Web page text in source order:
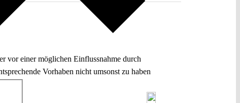
vor einer möglichen Einflussnahme durch
Vorhaben nicht umsonst zu haben